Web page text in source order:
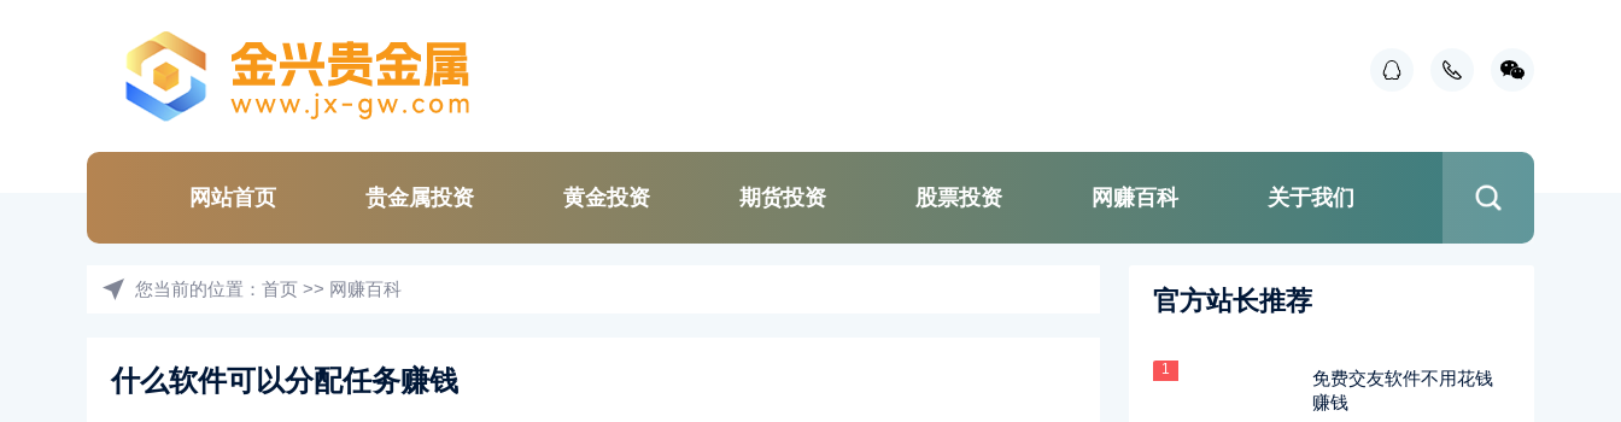
网站首页 贵金属投资 黄金投资 期货投资 股票投资 网赚百科 关于我们
您当前的位置： 首页 >> 网赚百科
什么软件可以分配任务赚钱
官方站长推荐
1
免费交友软件不用花钱
赚钱